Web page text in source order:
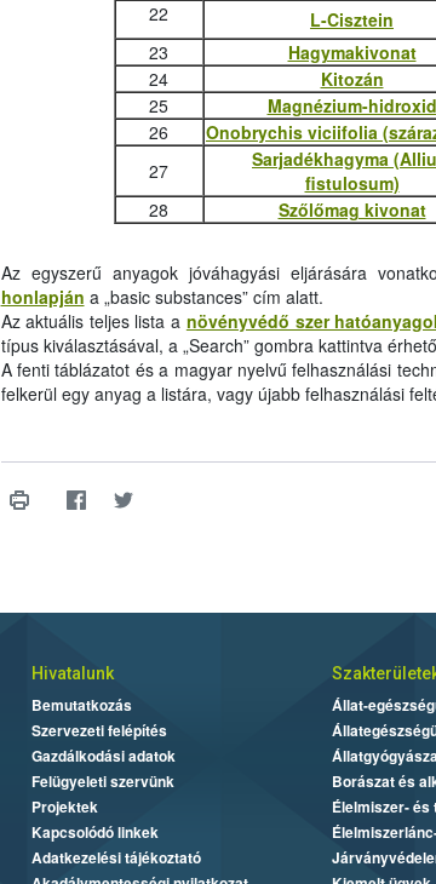
22
L-Cisztein
23
Hagymakivonat
24
Kitozán
25
Magnézium-hidroxid
26
Onobrychis viciifolia
27
Sarjadékhagyma
fistulosum)
28
Szőlőmag kivonat
Az egyszerű anyagok jóváhagyási eljárására
honlapján a „basic substances” cím alatt.
Az aktuális teljes lista a növényvédő szer
típus kiválasztásával, a „Search” gombra kattintva
A fenti táblázatot és a magyar nyelvű felhasználási
felkerül egy anyag a listára, vagy újabb felhasználási
Hivatalunk
Bemutatkozás
Szervezeti felépítés
Gazdálkodási adatok
Felügyeleti szervünk
Projektek
Kapcsolódó linkek
Adatkezelési tájékoztató
Állat-
Borászat és
Élelmiszer-